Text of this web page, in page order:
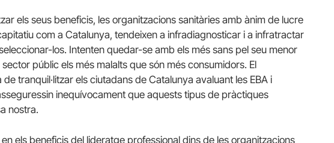
els seus beneficis, les organitzacions sanitàries amb ànim de lucre
com a Catalunya, tendeixen a infradiagnosticar i a infratractar
los. Intenten quedar-se amb els més sans pel seu menor
públic els més malalts que són més consumidors. El
tranquil·litzar els ciutadans de Catalunya avaluant les EBA i
inequívocament que aquests tipus de pràctiques
nostra.
els beneficis del lideratge professional dins de les organitzacions